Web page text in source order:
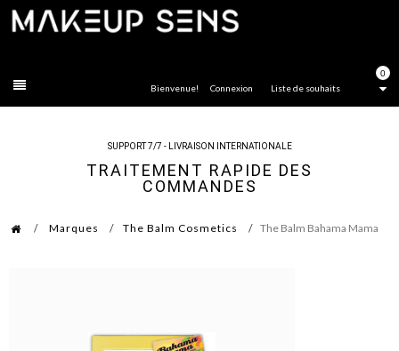
0
Liste de souhaits
Bienvenue! Connexion
SUPPORT 7/7 - LIVRAISON INTERNATIONALE
TRAITEMENT RAPIDE DES
COMMANDES
Marques The Balm Cosmetics The Balm Bahama Mama